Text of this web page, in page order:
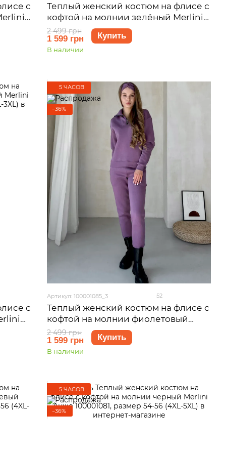
с
M)
Теплый женский костюм на флисе с
кофтой на молнии зелёный Merlini
Анже 100001082, размер 46-48 (L-XL)
2 499 грн
1 599 грн Купить
В наличии
с
5 ЧАСОВ
−36%
Артикул: 100001085_3 52
Теплый женский костюм на флисе с
кофтой на молнии фиолетовый
Merlini Анже 100001085, размер 50-
52 (2XL-3XL)
2 499 грн
1 599 грн Купить
В наличии
5 ЧАСОВ
−36%